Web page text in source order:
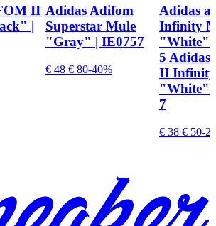
II
|
Adidas Adifom
Superstar Mule
"Gray" | IE0757
€ 48 € 80-40%
Adidas
Infinity
"White"
5 Adidas
II
"White"
7
€ 38 € 50-